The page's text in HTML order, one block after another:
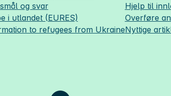
og svar
i utlandet (EURES)
to refugees from Ukraine
Hjelp til
Overføre
Nyttige